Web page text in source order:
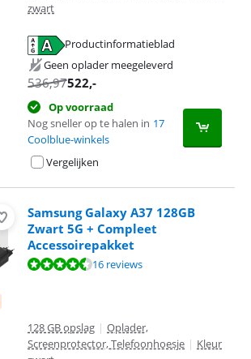
zwart
Productinformatieblad
Geen oplader meegeleverd
536,97522,-
Op voorraad
Nog sneller op te halen in 17
Coolblue-winkels
Vergelijken
Samsung Galaxy A37 128GB
Zwart 5G + Compleet
Accessoirepakket
de 10, gebaseerd op 16 reviews.
16 reviews
128 GB opslag | Oplader,
Screenprotector, Telefoonhoesje | Kleur